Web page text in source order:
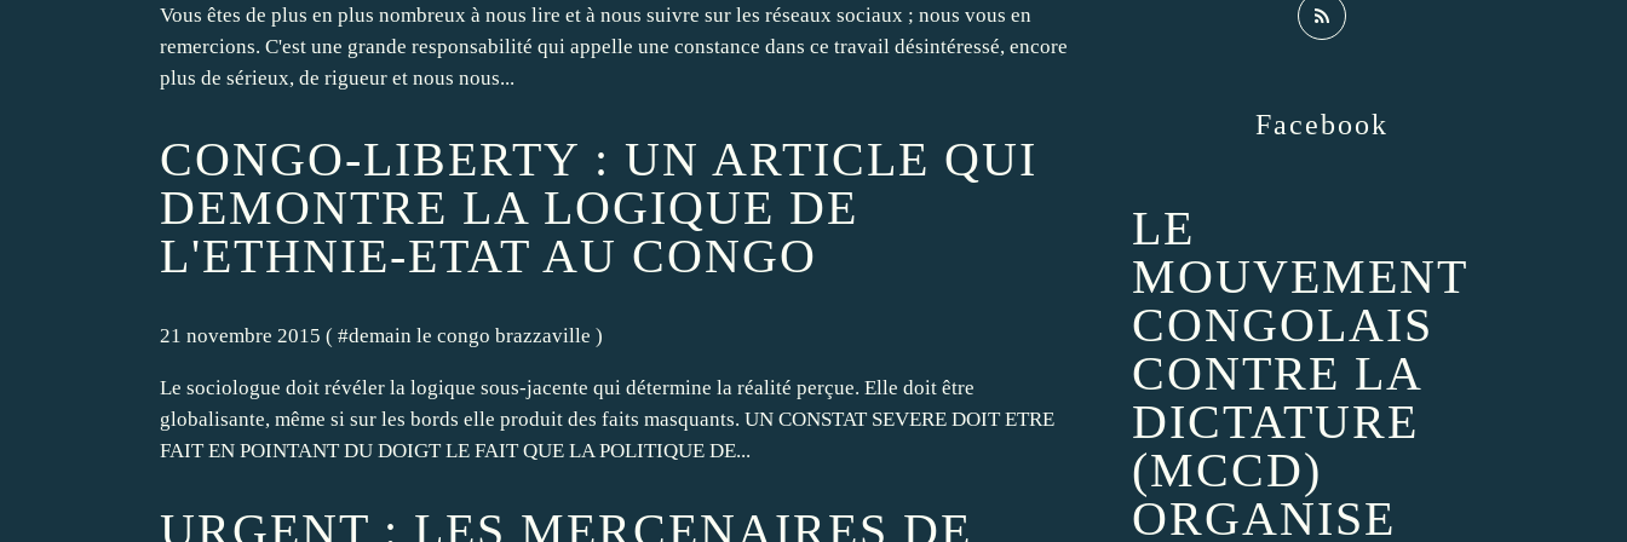
Vous êtes de plus en plus nombreux à nous lire et à nous suivre sur les réseaux sociaux ; nous vous en
remercions. C'est une grande responsabilité qui appelle une constance dans ce travail désintéressé, encore
plus de sérieux, de rigueur et nous nous...
CONGO-LIBERTY : UN ARTICLE QUI
DEMONTRE LA LOGIQUE DE
L'ETHNIE-ETAT AU CONGO
21 novembre 2015 ( #demain le congo brazzaville )
Le sociologue doit révéler la logique sous-jacente qui détermine la réalité perçue. Elle doit être
globalisante, même si sur les bords elle produit des faits masquants. UN CONSTAT SEVERE DOIT ETRE
FAIT EN POINTANT DU DOIGT LE FAIT QUE LA POLITIQUE DE...
URGENT : LES MERCENAIRES DE
Facebook
LE
MOUVEMENT
CONGOLAIS
CONTRE LA
DICTATURE
(MCCD)
ORGANISE